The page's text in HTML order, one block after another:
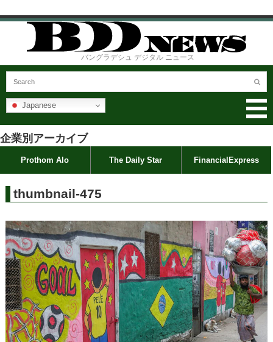
バングラデシュ デジタル ニュース
Japanese
企業別アーカイブ
Prothom Alo The Daily Star FinancialExpress
thumbnail-475